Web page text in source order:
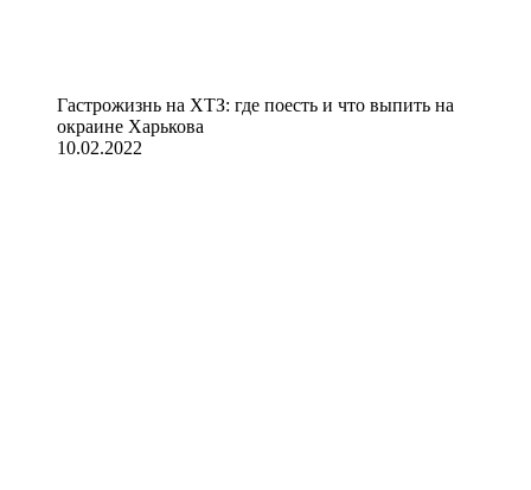
Гастрожизнь на ХТЗ: где поесть и что выпить на
окраине Харькова
10.02.2022